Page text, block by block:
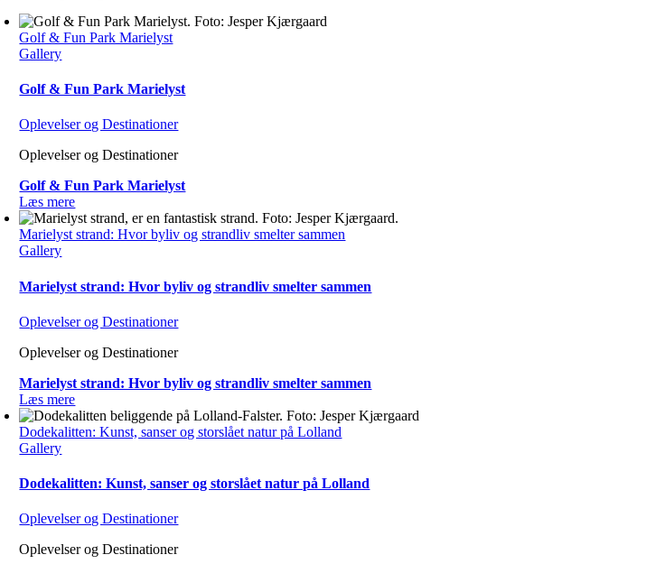
Golf & Fun Park Marielyst
Gallery
Golf & Fun Park Marielyst
Oplevelser og Destinationer
Oplevelser og Destinationer
Golf & Fun Park Marielyst
Læs mere
Marielyst strand: Hvor byliv og strandliv smelter sammen
Gallery
Marielyst strand: Hvor byliv og strandliv smelter sammen
Oplevelser og Destinationer
Oplevelser og Destinationer
Marielyst strand: Hvor byliv og strandliv smelter sammen
Læs mere
Dodekalitten: Kunst, sanser og storslået natur på Lolland
Gallery
Dodekalitten: Kunst, sanser og storslået natur på Lolland
Oplevelser og Destinationer
Oplevelser og Destinationer